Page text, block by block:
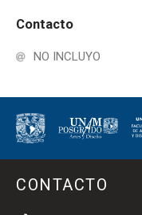
Contacto
NO INCLUYO
CONTACTO